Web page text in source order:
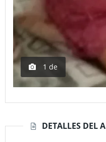
1 de
DETALLES DEL